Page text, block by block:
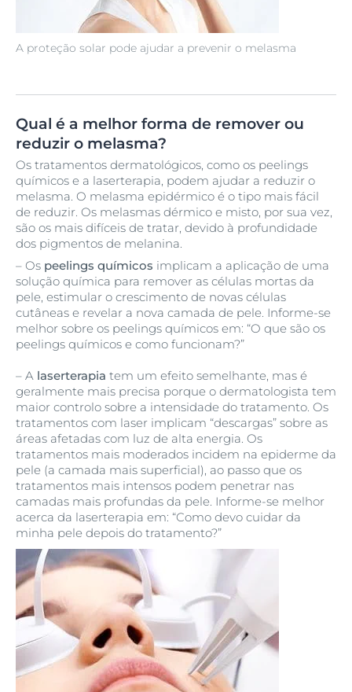
A proteção solar pode ajudar a prevenir o melasma
Qual é a melhor forma de remover ou
reduzir o melasma?
Os tratamentos dermatológicos, como os peelings
químicos e a laserterapia, podem ajudar a reduzir o
melasma. O melasma epidérmico é o tipo mais fácil
de reduzir. Os melasmas dérmico e misto, por sua vez,
são os mais difíceis de tratar, devido à profundidade
dos pigmentos de melanina.
– Os peelings químicos implicam a aplicação de uma
solução química para remover as células mortas da
pele, estimular o crescimento de novas células
cutâneas e revelar a nova camada de pele. Informe-se
melhor sobre os peelings químicos em: “O que são os
peelings químicos e como funcionam?”
– A laserterapia tem um efeito semelhante, mas é
geralmente mais precisa porque o dermatologista tem
maior controlo sobre a intensidade do tratamento. Os
tratamentos com laser implicam “descargas” sobre as
áreas afetadas com luz de alta energia. Os
tratamentos mais moderados incidem na epiderme da
pele (a camada mais superficial), ao passo que os
tratamentos mais intensos podem penetrar nas
camadas mais profundas da pele. Informe-se melhor
acerca da laserterapia em: “Como devo cuidar da
minha pele depois do tratamento?”